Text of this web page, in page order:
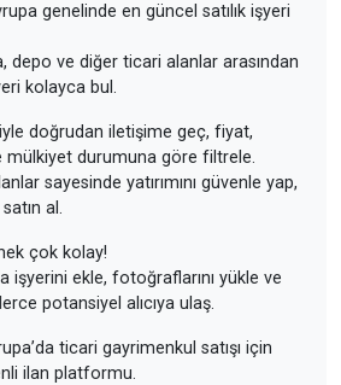
genelinde en güncel satılık işyeri
depo ve diğer ticari alanlar arasından
kolayca bul.
doğrudan iletişime geç, fiyat,
mülkiyet durumuna göre filtrele.
sayesinde yatırımını güvenle yap,
al.
çok kolay!
işyerini ekle, fotoğraflarını yükle ve
potansiyel alıcıya ulaş.
ticari gayrimenkul satışı için
ilan platformu.